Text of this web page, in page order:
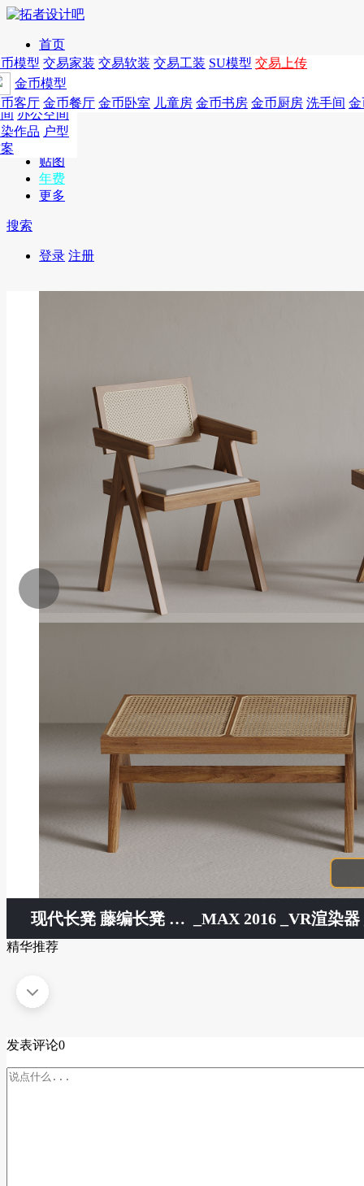
首页
发现
年费 作品 图纸 交易 软装 工装 SU模 金币
年费版块
费图纸 年费户型 年费高清 年费视频 年费模型 年费精选
作品
别墅 国外
酒店设计
设计 商业
办公空间
作品 户型
模型
模型 交易家装 交易软装 交易工装 SU模型 交易上传
金币模型
客厅 金币餐厅 金币卧室 儿童房 金币书房 金币厨房 洗手间 金
CAD
概念
贴图
年费
更多
搜索
登录 注册
现代长凳 藤编长凳 餐椅 _MAX 2016 _VR渲染
精华推荐
发表评论0